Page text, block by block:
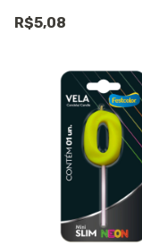
R$5,08